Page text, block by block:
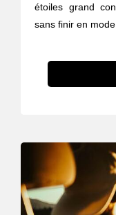
étoiles grand
sans finir en